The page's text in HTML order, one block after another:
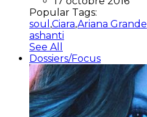
Popular Tags:
soul ,Ciara,Ariana Grande
ashanti
See All
Dossiers/Focus